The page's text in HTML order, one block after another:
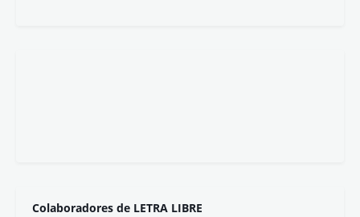
Colaboradores de LETRA LIBRE